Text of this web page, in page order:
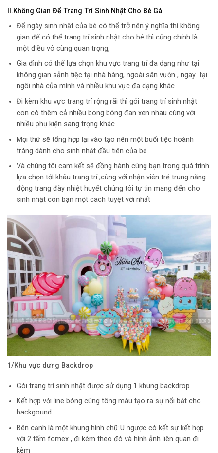
II.Không Gian Để Trang Trí Sinh Nhật Cho Bé Gái
Để ngày sinh nhật của bé có thể trở nên ý nghĩa thì không
gian để có thể trang trí sinh nhật cho bé thì cũng chính là
một điều vô cùng quan trọng,
Gia đình có thể lựa chọn khu vực trang trí đa dạng như tại
không gian sảnh tiệc tại nhà hàng, ngoài sân vườn , ngay tại
ngôi nhà của mình và nhiều khu vực đa dạng khác
Đi kèm khu vực trang trí rộng rãi thì gói trang trí sinh nhật
con có thêm cả nhiều bong bóng đan xen nhau cùng với
nhiều phụ kiện sang trọng khác
Mọi thứ sẽ tổng hợp lại vào tạo nên một buổi tiệc hoành
tráng dành cho sinh nhật đầu tiên của bé
Và chúng tôi cam kết sẽ đồng hành cùng bạn trong quá trình
lựa chọn tới khâu trang trí ,cùng với nhận viên trẻ trung năng
động trang đày nhiệt huyết chúng tôi tự tin mang đến cho
sinh nhật con bạn một cách tuyệt vời nhất
1/Khu vực dưng Backdrop
Gói trang trí sinh nhật được sử dụng 1 khung backdrop
Kết hợp với line bóng cùng tông màu tạo ra sự nổi bật cho
backgound
Bên cạnh là một khung hình chữ U ngược có kết sự kết hợp
với 2 tấm fomex , đi kèm theo đó và hình ảnh liên quan đi
kèm